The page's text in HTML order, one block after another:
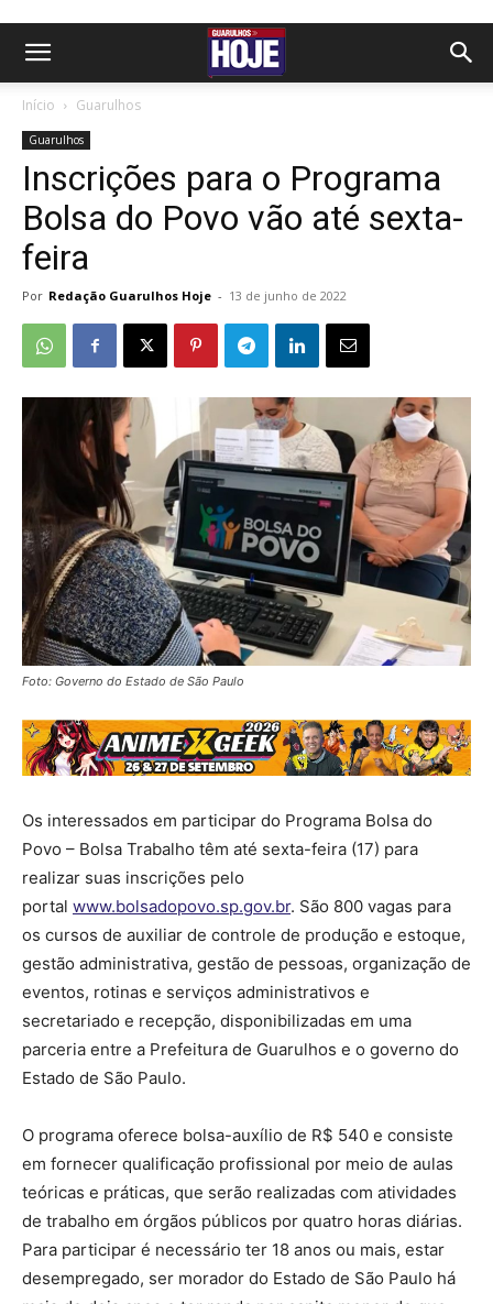
Início Guarulhos
Guarulhos
Inscrições para o Programa
Bolsa do Povo vão até sexta-
feira
Por Redação Guarulhos Hoje - 13 de junho de 2022
Foto: Governo do Estado de São Paulo
Os interessados em participar do Programa Bolsa do
Povo – Bolsa Trabalho têm até sexta-feira (17) para
realizar suas inscrições pelo
portal www.bolsadopovo.sp.gov.br. São 800 vagas para
os cursos de auxiliar de controle de produção e estoque,
gestão administrativa, gestão de pessoas, organização de
eventos, rotinas e serviços administrativos e
secretariado e recepção, disponibilizadas em uma
parceria entre a Prefeitura de Guarulhos e o governo do
Estado de São Paulo.
O programa oferece bolsa-auxílio de R$ 540 e consiste
em fornecer qualificação profissional por meio de aulas
teóricas e práticas, que serão realizadas com atividades
de trabalho em órgãos públicos por quatro horas diárias.
Para participar é necessário ter 18 anos ou mais, estar
desempregado, ser morador do Estado de São Paulo há